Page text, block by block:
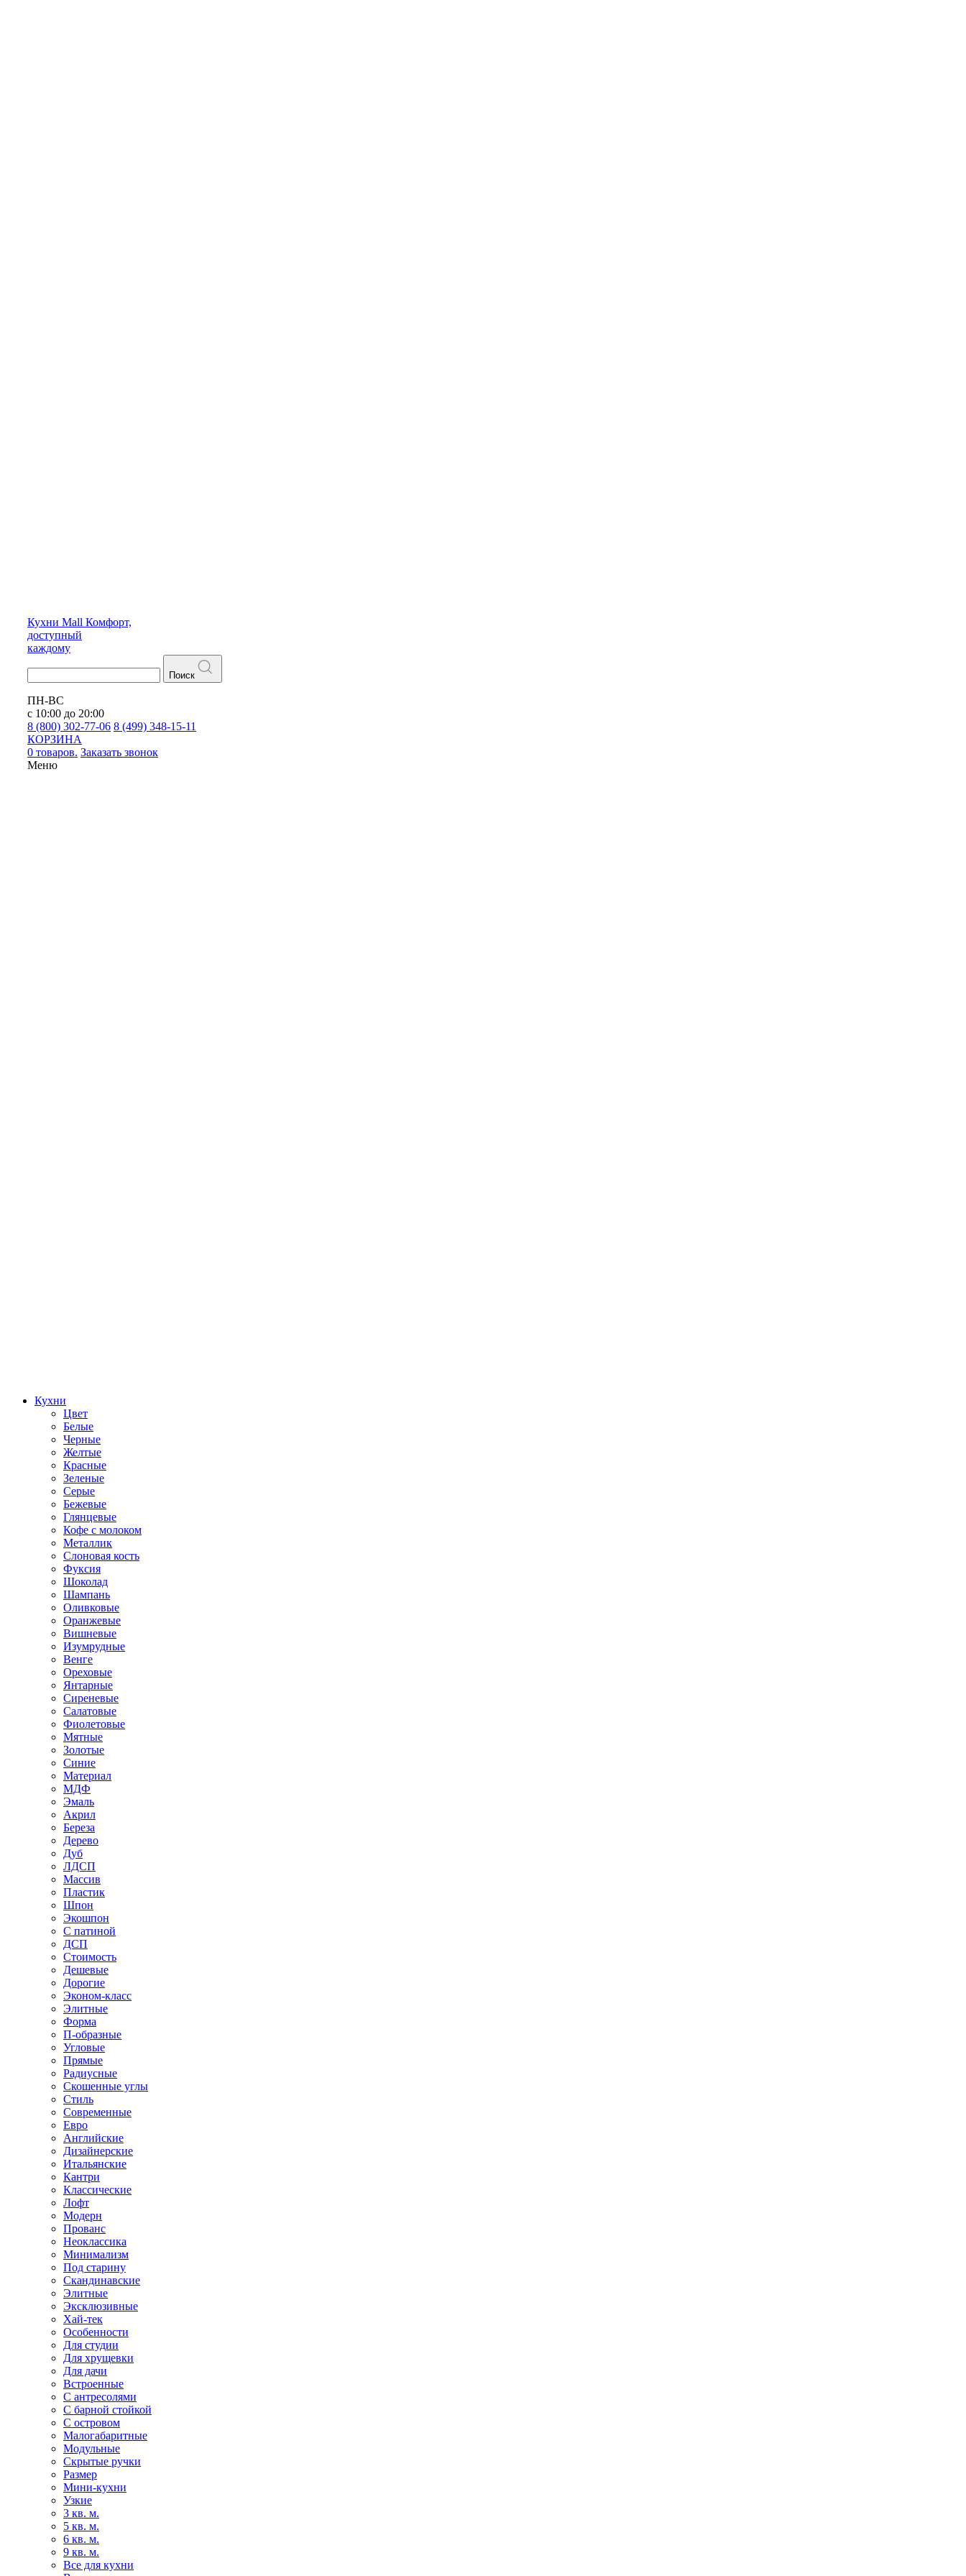
Кухни Mall Комфорт,
доступный
каждому
Поиск
ПН-ВС
с 10:00 до 20:00
8 (800) 302-77-06 8 (499) 348-15-11
КОРЗИНА
0 товаров. Заказать звонок
Меню
Кухни
Цвет
Белые
Черные
Желтые
Красные
Зеленые
Серые
Бежевые
Глянцевые
Кофе с молоком
Металлик
Слоновая кость
Фуксия
Шоколад
Шампань
Оливковые
Оранжевые
Вишневые
Изумрудные
Венге
Ореховые
Янтарные
Сиреневые
Салатовые
Фиолетовые
Мятные
Золотые
Синие
Материал
МДФ
Эмаль
Акрил
Береза
Дерево
Дуб
ЛДСП
Массив
Пластик
Шпон
Экошпон
С патиной
ДСП
Стоимость
Дешевые
Дорогие
Эконом-класс
Элитные
Форма
П-образные
Угловые
Прямые
Радиусные
Скошенные углы
Стиль
Современные
Евро
Английские
Дизайнерские
Итальянские
Кантри
Классические
Лофт
Модерн
Прованс
Неоклассика
Минимализм
Под старину
Скандинавские
Элитные
Эксклюзивные
Хай-тек
Особенности
Для студии
Для хрущевки
Для дачи
Встроенные
С антресолями
С барной стойкой
С островом
Малогабаритные
Модульные
Скрытые ручки
Размер
Мини-кухни
Узкие
3 кв. м.
5 кв. м.
6 кв. м.
9 кв. м.
Все для кухни